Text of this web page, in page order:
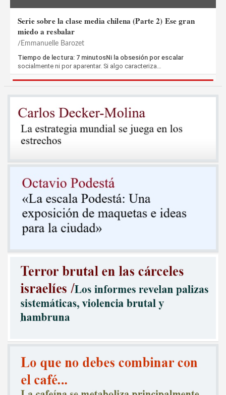
Serie sobre la clase media chilena (Parte 2) Ese gran
miedo a resbalar
Emmanuelle Barozet
Tiempo de lectura: 7 minutosNi la obsesión por escalar
socialmente ni por aparentar. Si algo caracteriza…